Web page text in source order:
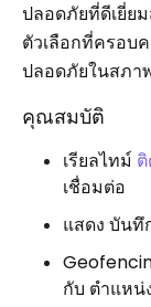
ปลอดภัยที่ดีเยี่ย
ตัวเลือกที่ครอบ
ปลอดภัยในสภา
คุณสมบัติ
เรียลไทม์
เชื่อมต่อ
แสดง บันทึ
กับ ตำแหน่